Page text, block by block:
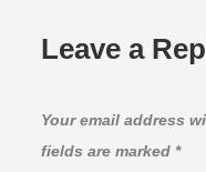
Leave a
Your email address
fields are marked *